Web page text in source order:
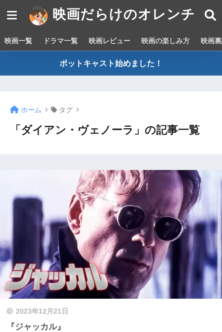
映画だらけのオレンチ
映画一覧 ドラマ一覧 映画レビュー 映画の楽しみ方 映画
ポットキャスト始めました！
ホーム タグ
「ダイアン・ヴェノーラ」の記事一覧
2023年12月21日
『ジャッカル』